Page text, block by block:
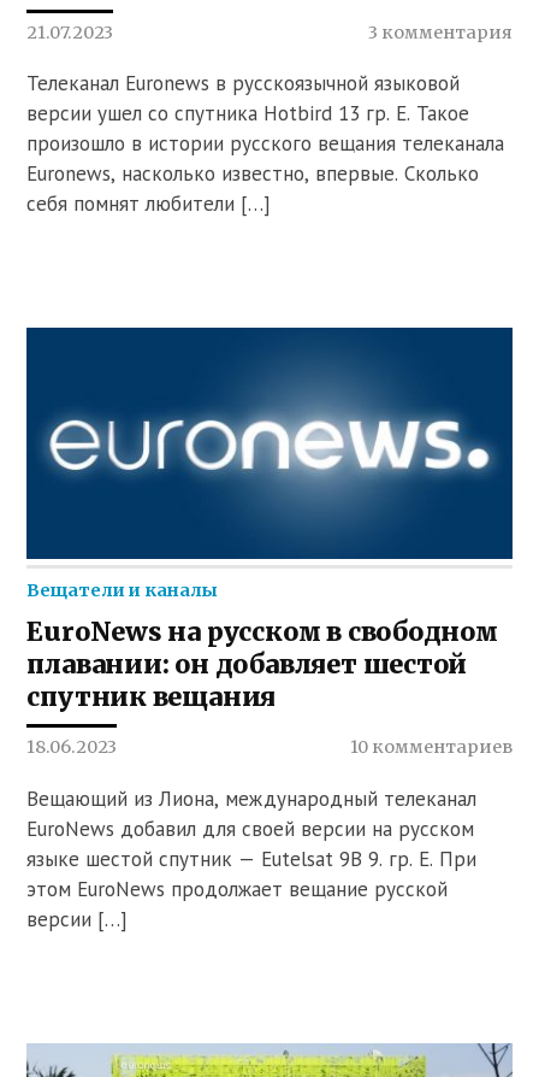
21.07.2023 3 комментария
Телеканал Euronews в русскоязычной языковой
версии ушел со спутника Hotbird 13 гр. Е. Такое
произошло в истории русского вещания телеканала
Euronews, насколько известно, впервые. Сколько
себя помнят любители […]
Вещатели и каналы
EuroNews на русском в свободном
плавании: он добавляет шестой
спутник вещания
18.06.2023 10 комментариев
Вещающий из Лиона, международный телеканал
EuroNews добавил для своей версии на русском
языке шестой спутник — Eutelsat 9B 9. гр. E. При
этом EuroNews продолжает вещание русской
версии […]